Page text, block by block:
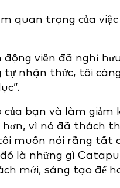
quan trọng của
viên đã nghỉ
nhận thức, tôi
bạn và làm giảm
hơn, vì nó đã thách
muốn nói rằng tất
là những gì
mới, sáng tạo để